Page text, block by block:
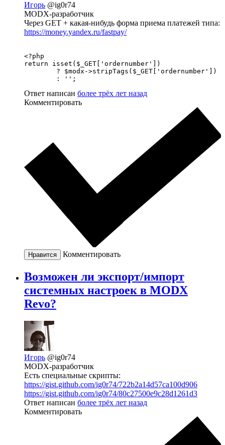
Игорь @ig0r74
MODX-разработчик
Через GET + какая-нибудь форма приема платежей типа:
https://money.yandex.ru/fastpay/
<?php
return isset($_GET['ordernumber'])
	: '';
Ответ написан более трёх лет назад
Комментировать
Нравится Комментировать
Возможен ли экспорт/импорт
системных настроек в MODX
Revo?
Игорь @ig0r74
MODX-разработчик
Есть специальные скрипты:
https://gist.github.com/ig0r74/722b2a14d57ca100d906
https://gist.github.com/ig0r74/80c27500e9c28d1261d3
Ответ написан более трёх лет назад
Комментировать